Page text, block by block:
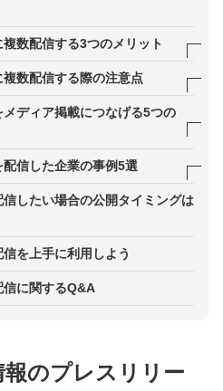
数配信する3つのメリット
属性に情報が届く
なる可能性が上がる
数配信する際の注意点
ない類似プレスリリースは配信
レスリリースが埋もれないよう
せず戦略的に複数回に分けて配
ディア掲載につなげる5つの
情報を加え変化を見てもらう
話題やトレンドを入れて発信す
商品のアップグレード情報を入
信した企業の事例5選
ァミリーマート：ひとつの商品
れ配信機会を設定
プコン：新商品発表の直後にゲ
を同日に発表
したい場合の公開タイミングは
を上手に利用しよう
信に関するQ&A
のプレスリリー